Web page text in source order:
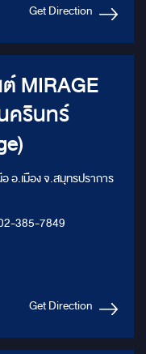
Get Direction
MIRAGE
อ.เมือง จ.สมุทรปราการ
385-7849
Get Direction